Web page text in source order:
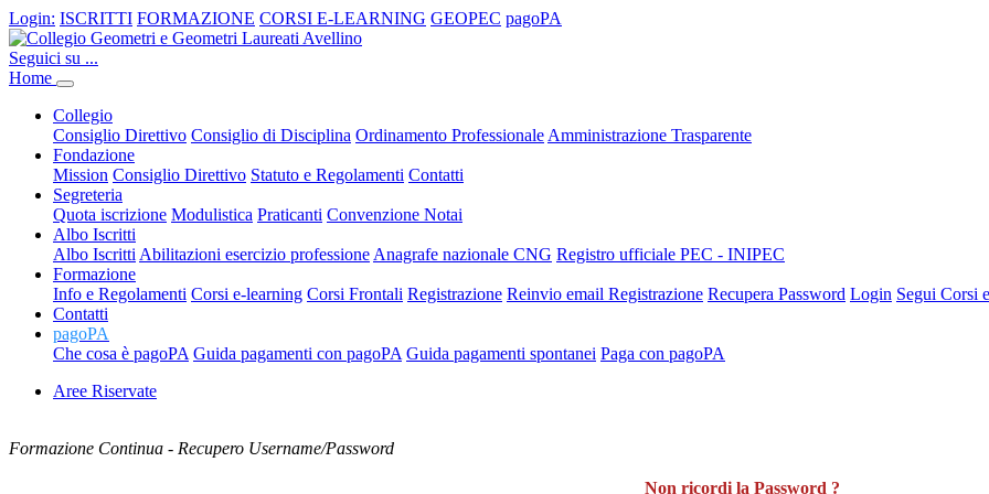
Login: ISCRITTI FORMAZIONE CORSI E-LEARNING GEOPEC pagoPA
Seguici su ...
Home
Collegio
Consiglio Direttivo Consiglio di Disciplina Ordinamento Professionale Amministrazione Trasparente
Fondazione
Mission Consiglio Direttivo Statuto e Regolamenti Contatti
Segreteria
Quota iscrizione Modulistica Praticanti Convenzione Notai
Albo Iscritti
Albo Iscritti Abilitazioni esercizio professione Anagrafe nazionale CNG Registro ufficiale PEC - INIPEC
Formazione
Info e Regolamenti Corsi e-learning Corsi Frontali Registrazione Reinvio email Registrazione Recupera Password Login Segui Corsi
Contatti
pagoPA
Che cosa è pagoPA Guida pagamenti con pagoPA Guida pagamenti spontanei Paga con pagoPA
Aree Riservate
Formazione Continua - Recupero Username/Password
Non ricordi la Password ?